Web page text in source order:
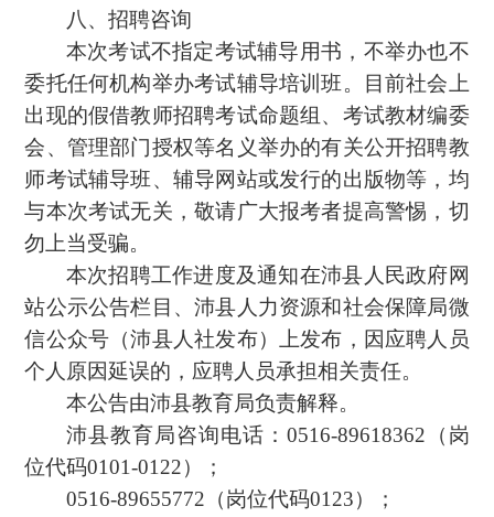
八、招聘咨询
本次考试不指定考试辅导用书，不举办也不
委托任何机构举办考试辅导培训班。目前社会上
出现的假借教师招聘考试命题组、考试教材编委
会、管理部门授权等名义举办的有关公开招聘教
师考试辅导班、辅导网站或发行的出版物等，均
与本次考试无关，敬请广大报考者提高警惕，切
勿上当受骗。
本次招聘工作进度及通知在沛县人民政府网
站公示公告栏目、沛县人力资源和社会保障局微
信公众号（沛县人社发布）上发布，因应聘人员
个人原因延误的，应聘人员承担相关责任。
本公告由沛县教育局负责解释。
沛县教育局咨询电话：0516-89618362（岗
位代码0101-0122）；
0516-89655772（岗位代码0123）；